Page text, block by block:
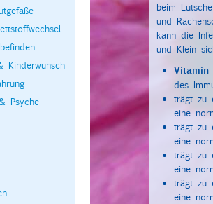
Kinderwunsch
Psyche
beim
und
kann die
und Klein
Vitamin
des
trägt zu
eine
trägt zu
eine
trägt zu
eine
trägt zu
eine